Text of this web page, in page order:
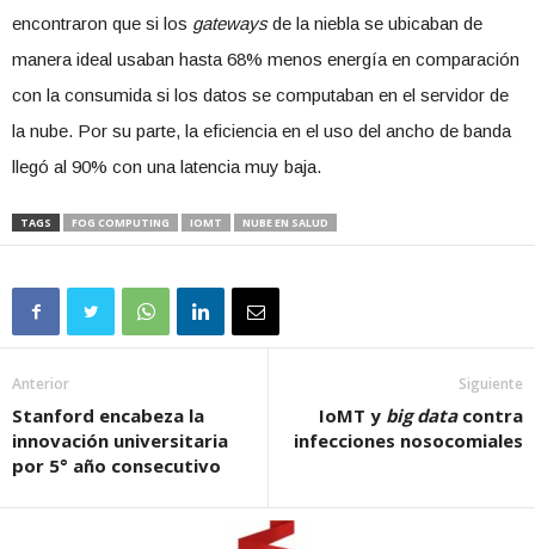
encontraron que si los gatewaysde la niebla se ubicaban de
manera ideal usaban hasta 68% menos energía en comparación
con la consumida si los datos se computaban en el servidor de
la nube. Por su parte, la eficiencia en el uso del ancho de banda
llegó al 90% con una latencia muy baja.
TAGS FOG COMPUTING IOMT NUBE EN SALUD
Anterior
Stanford encabeza la
innovación universitaria
por 5° año consecutivo
Siguiente
IoMT y big datacontra
infecciones nosocomiales